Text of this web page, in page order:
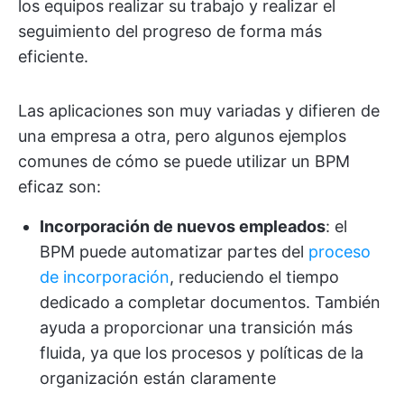
los equipos realizar su trabajo y realizar el
seguimiento del progreso de forma más
eficiente.
Las aplicaciones son muy variadas y difieren de
una empresa a otra, pero algunos ejemplos
comunes de cómo se puede utilizar un BPM
eficaz son:
Incorporación de nuevos empleados: el
BPM puede automatizar partes del proceso
de incorporación, reduciendo el tiempo
dedicado a completar documentos. También
ayuda a proporcionar una transición más
fluida, ya que los procesos y políticas de la
organización están claramente